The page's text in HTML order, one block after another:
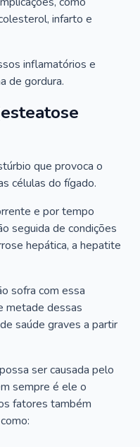
infarto e
inflamatórios e
de gordura.
que provoca o
células do fígado.
e por tempo
seguida de condições
hepática, a hepatite
sofra com essa
metade dessas
saúde graves a partir
ser causada pelo
sempre é ele o
fatores também